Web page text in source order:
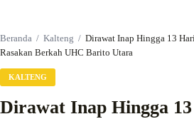
Beranda / Kalteng / Dirawat Inap Hingga 13
Rasakan Berkah UHC Barito Utara
KALTENG
Dirawat Inap Hingga